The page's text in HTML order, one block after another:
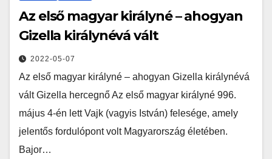
Az első magyar királyné – ahogyan
Gizella királynévá vált
2022-05-07
Az első magyar királyné – ahogyan Gizella királynévá
vált Gizella hercegnő Az első magyar királyné 996.
május 4-én lett Vajk (vagyis István) felesége, amely
jelentős fordulópont volt Magyarország életében.
Bajor…